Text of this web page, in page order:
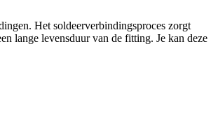
Het soldeerverbindingsproces zorgt
lange levensduur van de fitting. Je kan deze